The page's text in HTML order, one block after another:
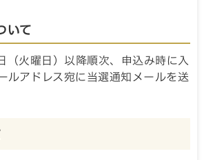
いて
（火曜日）以降順次、申込み時に入
ルアドレス宛に当選通知メールを送